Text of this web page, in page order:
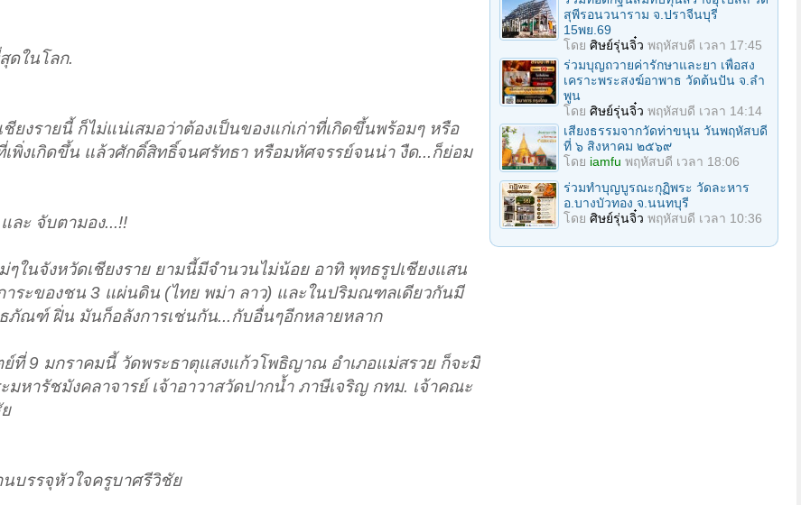
ดในโลก.
ยงรายนี้ ก็ไม่แน่เสมอว่าต้องเป็นของแก่เก่าที่เกิดขึ้นพร้อมๆ หรือ
พิ่งเกิดขึ้น แล้วศักดิ์สิทธิ์จนศรัทธา หรือมหัศจรรย์จนน่า งืด...ก็ย่อม
ละ จับตามอง...!!
ในจังหวัดเชียงราย ยามนี้มีจำนวนไม่น้อย อาทิ พุทธรูปเชียงแสน
ระของชน 3 แผ่นดิน (ไทย พม่า ลาว) และในปริมณฑลเดียวกันมี
ธภัณฑ์ ฝิ่น มันก็อลังการเช่นกัน...กับอื่นๆอีกหลายหลาก
ย์ที่ 9 มกราคมนี้ วัดพระธาตุแสงแก้วโพธิญาณ อำเภอแม่สรวย ก็จะมี
มหารัชมังคลาจารย์ เจ้าอาวาสวัดปากน้ำ ภาษีเจริญ กทม. เจ้าคณะ
บรรจุหัวใจครูบาศรีวิชัย
สุพีรอนวนาราม จ.ปราจีนบุรี
15พย.69
โดย ศิษย์รุ่นจิ๋ว พฤหัสบดี เวลา 17:45
ร่วมบุญถวายค่ารักษาและยา เพื่อสง
เคราะพระสงฆ์อาพาธ วัดต้นปัน จ.ลํา
พูน
โดย ศิษย์รุ่นจิ๋ว พฤหัสบดี เวลา 14:14
เสียงธรรมจากวัดท่าขนุน วันพฤหัสบดี
ที่ ๖ สิงหาคม ๒๕๖๙
โดย iamfu พฤหัสบดี เวลา 18:06
ร่วมทําบุญบูรณะกุฏิพระ วัดละหาร
อ.บางบัวทอง จ.นนทบุรี
โดย ศิษย์รุ่นจิ๋ว พฤหัสบดี เวลา 10:36